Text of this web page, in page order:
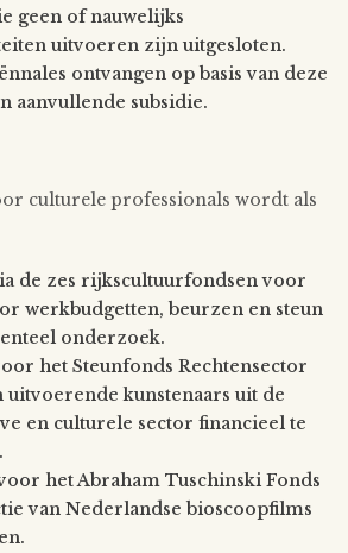
geen of nauwelijks
uitvoeren zijn uitgesloten.
ontvangen op basis van deze
aanvullende subsidie.
culturele professionals wordt als
de zes rijkscultuurfondsen voor
werkbudgetten, beurzen en steun
onderzoek.
het Steunfonds Rechtensector
uitvoerende kunstenaars uit de
en culturele sector financieel te
het Abraham Tuschinski Fonds
van Nederlandse bioscoopfilms